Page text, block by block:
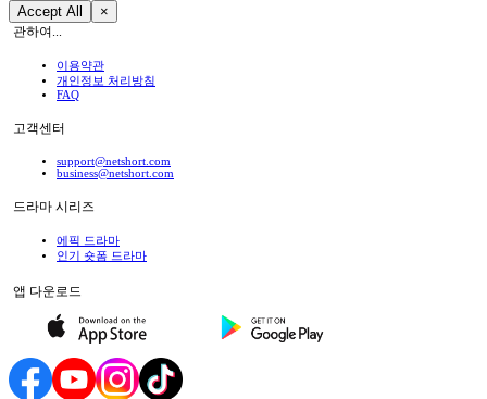
Accept All ×
관하여...
이용약관
개인정보 처리방침
FAQ
고객센터
support@netshort.com
business@netshort.com
드라마 시리즈
에픽 드라마
인기 숏폼 드라마
앱 다운로드